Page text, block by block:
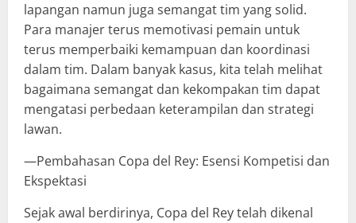
lapangan namun juga semangat tim yang solid.
Para manajer terus memotivasi pemain untuk
terus memperbaiki kemampuan dan koordinasi
dalam tim. Dalam banyak kasus, kita telah melihat
bagaimana semangat dan kekompakan tim dapat
mengatasi perbedaan keterampilan dan strategi
lawan.
—Pembahasan Copa del Rey: Esensi Kompetisi dan
Ekspektasi
Sejak awal berdirinya, Copa del Rey telah dikenal